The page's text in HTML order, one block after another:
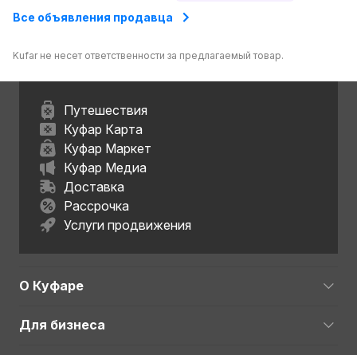
Все объявления продавца
Kufar не несет ответственности за предлагаемый товар.
Путешествия
Куфар Карта
Куфар Маркет
Куфар Медиа
Доставка
Рассрочка
Услуги продвижения
О Куфаре
Для бизнеса